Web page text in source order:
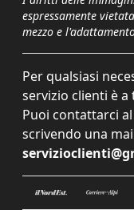
espressamente
mezzo e
Per qualsiasi
servizio clienti è
Puoi contattarci
scrivendo una